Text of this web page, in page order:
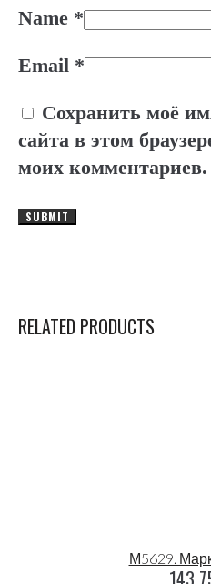
Name *
Email *
Сохранить моё
сайта в этом
моих комментариев.
RELATED PRODUCTS
М5629.